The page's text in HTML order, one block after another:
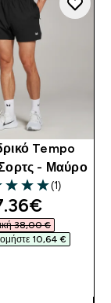
Tempo
- Μαύρο
of 5 stars
(1)
38,00 €‎
10,64 €‎